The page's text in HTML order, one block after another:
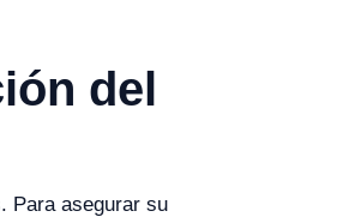
del
Para asegurar su